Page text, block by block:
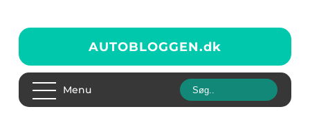
AUTOBLOGGEN.dk
Menu